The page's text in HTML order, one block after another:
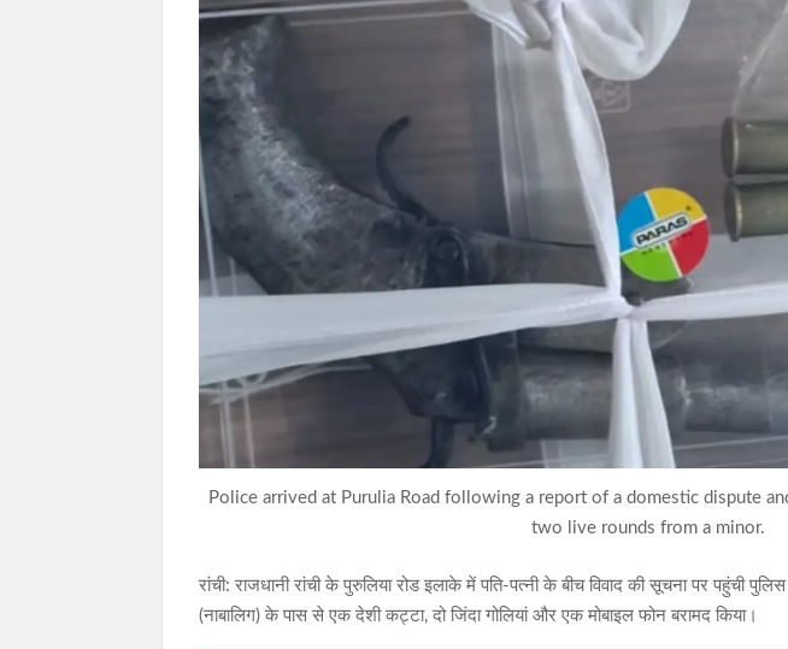
Police arrived at Purulia Road following a report of a domestic dispute
two live rounds from a minor.
रांची: राजधानी रांची के पुरुलिया रोड इलाके में पति-पत्नी के बीच विवाद की सूचना पर पहुंची
(नाबालिग) के पास से एक देशी कट्टा, दो जिंदा गोलियां और एक मोबाइल फोन बरामद किया।